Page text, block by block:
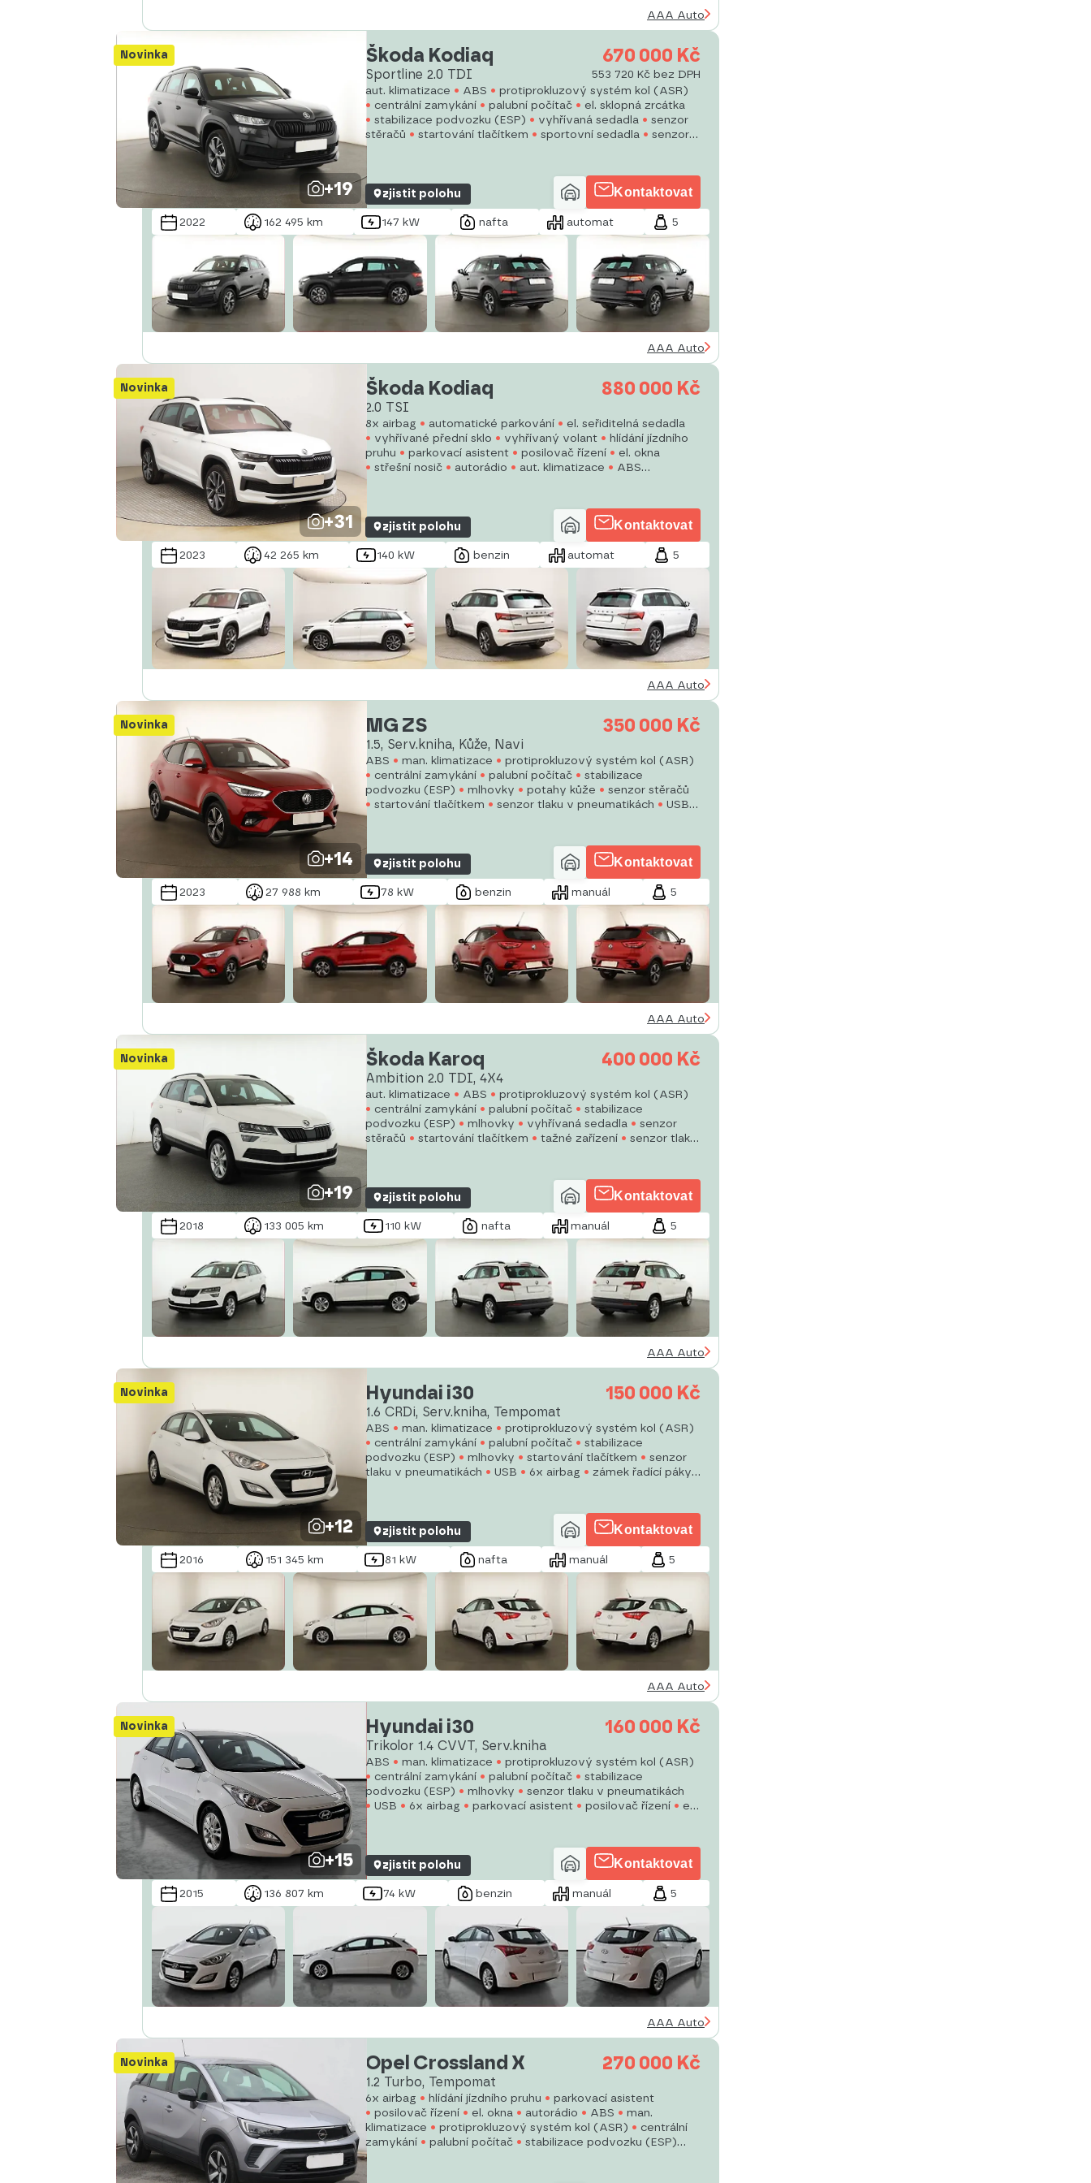
AAA Auto
Novinka
+19
Škoda Kodiaq
Sportline 2.0 TDI
670 000 Kč
553 720 Kč bez DPH
aut. klimatizace
ABS
protiprokluzový systém kol (ASR)
centrální zamykání
palubní počítač
el. sklopná zrcátka
stabilizace podvozku (ESP)
vyhřívaná sedadla
senzor
stěračů
startování tlačítkem sportovní sedadla
senzor
tlaku v pneumatikách
zjistit polohu Kontaktovat
2022 162 495 km 147 kW nafta automat 5
AAA Auto
Novinka
+31
Škoda Kodiaq
2.0 TSI
880 000 Kč
8x airbag automatické parkování
el. seřiditelná sedadla
vyhřívané přední sklo
vyhřívaný volant
hlídání jízdního
pruhu
parkovací asistent posilovač řízení
el. okna
střešní nosič
autorádio aut. klimatizace
ABS
zjistit polohu Kontaktovat
2023 42 265 km 140 kW benzin automat 5
AAA Auto
Novinka
+14
MG ZS
1.5, Serv.kniha, Kůže, Navi
350 000 Kč
ABS man. klimatizace
protiprokluzový systém kol (ASR)
centrální zamykání
palubní počítač
stabilizace
podvozku (ESP)
mlhovky potahy kůže
senzor stěračů
startování tlačítkem
senzor tlaku v pneumatikách
USB
zjistit polohu Kontaktovat
2023 27 988 km 78 kW benzin manuál 5
AAA Auto
Novinka
+19
Škoda Karoq
Ambition 2.0 TDI, 4X4
400 000 Kč
aut. klimatizace ABS
protiprokluzový systém kol (ASR)
centrální zamykání
palubní počítač
stabilizace
podvozku (ESP)
mlhovky vyhřívaná sedadla
senzor
stěračů
startování tlačítkem tažné zařízení
senzor tlaku
v pneumatikách
zjistit polohu Kontaktovat
2018 133 005 km 110 kW nafta manuál 5
AAA Auto
Novinka
+12
Hyundai i30
1.6 CRDi, Serv.kniha, Tempomat
150 000 Kč
ABS man. klimatizace
protiprokluzový systém kol (ASR)
centrální zamykání
palubní počítač
stabilizace
podvozku (ESP)
mlhovky startování tlačítkem
senzor
tlaku v pneumatikách
USB 6x airbag
zámek řadící páky
zjistit polohu Kontaktovat
2016 151 345 km 81 kW nafta manuál 5
AAA Auto
Novinka
+15
Hyundai i30
Trikolor 1.4 CVVT, Serv.kniha
160 000 Kč
ABS man. klimatizace
protiprokluzový systém kol (ASR)
centrální zamykání
palubní počítač
stabilizace
podvozku (ESP)
mlhovky
senzor tlaku v pneumatikách
USB
6x airbag parkovací asistent posilovač řízení
el.
zjistit polohu Kontaktovat
2015 136 807 km 74 kW benzin manuál 5
AAA Auto
Novinka Opel Crossland X
1.2 Turbo, Tempomat
270 000 Kč
6x airbag hlídání jízdního pruhu
parkovací asistent
posilovač řízení
el. okna autorádio ABS
man.
klimatizace
protiprokluzový systém kol (ASR)
centrální
zamykání
palubní počítač
stabilizace podvozku (ESP)